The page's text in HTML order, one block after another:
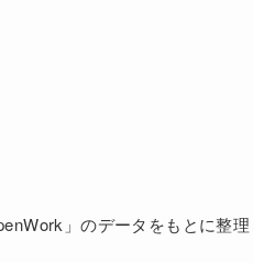
」のデータをもとに整理